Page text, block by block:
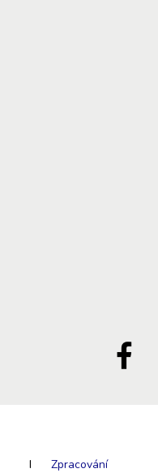
I Zpracování